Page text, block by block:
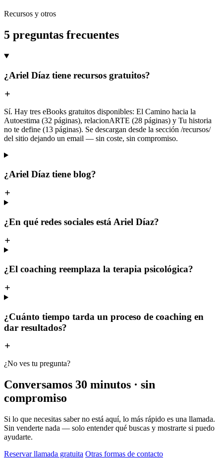
Recursos y otros
5 preguntas frecuentes
¿Ariel Díaz tiene recursos gratuitos?
Sí. Hay tres eBooks gratuitos disponibles: El Camino hacia la
Autoestima (32 páginas), relacionARTE (28 páginas) y Tu historia
no te define (13 páginas). Se descargan desde la sección /recursos/
del sitio dejando un email — sin coste, sin compromiso.
¿Ariel Díaz tiene blog?
¿En qué redes sociales está Ariel Díaz?
¿El coaching reemplaza la terapia psicológica?
¿Cuánto tiempo tarda un proceso de coaching en
dar resultados?
¿No ves tu pregunta?
Conversamos 30 minutos · sin
compromiso
Si lo que necesitas saber no está aquí, lo más rápido es una llamada.
Sin venderte nada — solo entender qué buscas y mostrarte si puedo
ayudarte.
Reservar llamada gratuita Otras formas de contacto